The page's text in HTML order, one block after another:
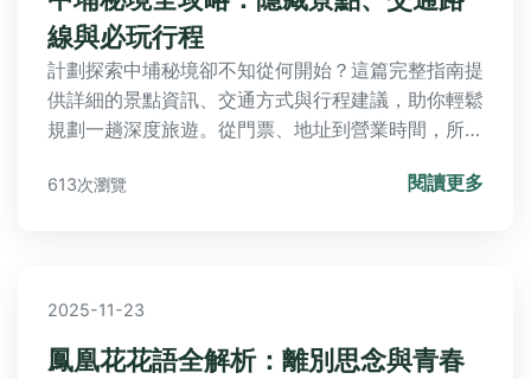
線與必玩行程
計劃探索中埔秘境卻不知從何開始？這篇完整指南提
供詳細的景點資訊、交通方式與行程建議，助你輕鬆
規劃一趟深度旅遊。從門票、地址到營業時間，所有
613次瀏覽 閱讀更多
2025-11-23
鳳凰花花語全解析：離別思念與青春